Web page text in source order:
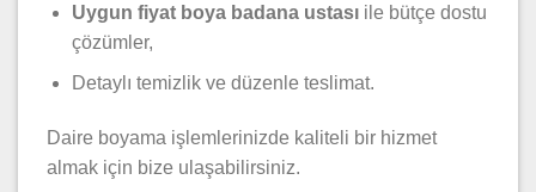
Uygun fiyat boya badana ustasıile bütçe dostu
çözümler,
Detaylı temizlik ve düzenle teslimat.
Daire boyama işlemlerinizde kaliteli bir hizmet
almak için bize ulaşabilirsiniz.